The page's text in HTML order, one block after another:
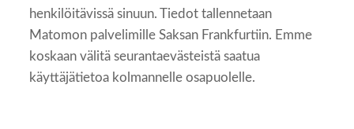
henkilöitävissä sinuun. Tiedot tallennetaan
Matomon palvelimille Saksan Frankfurtiin. Emme
koskaan välitä seurantaevästeistä saatua
käyttäjätietoa kolmannelle osapuolelle.